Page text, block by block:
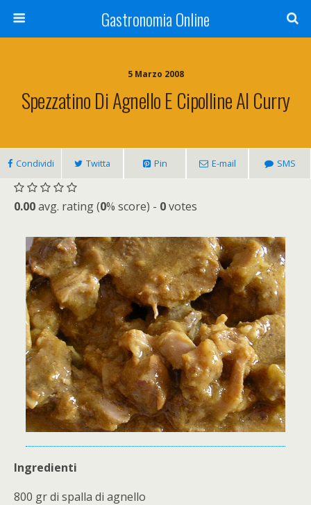
Gastronomia Online
5 Marzo 2008
Spezzatino Di Agnello E Cipolline Al Curry
Condividi Twitta Pin E-mail SMS
0.00avg. rating (0% score) - 0votes
Ingredienti
800 gr di spalla di agnello